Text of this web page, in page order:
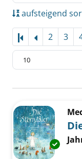
aufsteigend
2 3
Zu den